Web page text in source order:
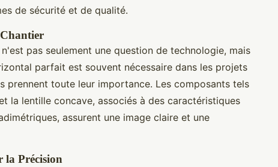
de sécurité et de qualité.
n'est pas seulement une question de technologie, mais
parfait est souvent nécessaire dans les projets
prennent toute leur importance. Les composants tels
la lentille concave, associés à des caractéristiques
assurent une image claire et une
la Précision